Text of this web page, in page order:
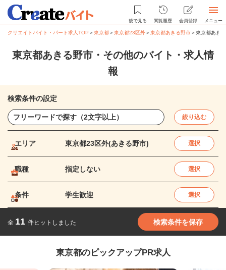
後で見る 閲覧履歴 会員登録 メニュー
クリエイトバイト・パート求人TOP ＞東京都＞東京都23区外＞東京都あきる野市＞東京都あき
東京都あきる野市・その他のバイト・求人情
報
検索条件の設定
絞り込む
エリア 東京都23区外(あきる野市) 選択
職種 指定しない 選択
条件 学生歓迎 選択
全 11 件ヒットしました 検索条件を保存
東京都のピックアップPR求人